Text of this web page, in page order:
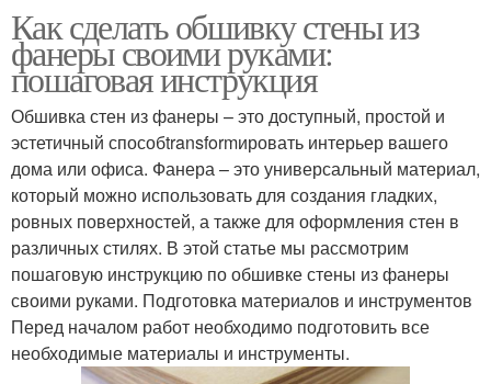
Как сделать обшивку стены из
фанеры своими руками:
пошаговая инструкция
Обшивка стен из фанеры – это доступный, простой и
эстетичный способtransformировать интерьер вашего
дома или офиса. Фанера – это универсальный материал,
который можно использовать для создания гладких,
ровных поверхностей, а также для оформления стен в
различных стилях. В этой статье мы рассмотрим
пошаговую инструкцию по обшивке стены из фанеры
своими руками. Подготовка материалов и инструментов
Перед началом работ необходимо подготовить все
необходимые материалы и инструменты.